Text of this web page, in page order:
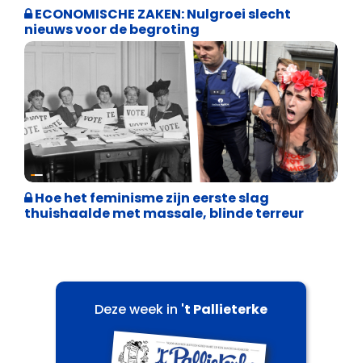
ECONOMISCHE ZAKEN: Nulgroei slecht
nieuws voor de begroting
Cultuuroorlog
Hoe het feminisme zijn eerste slag
thuishaalde met massale, blinde terreur
Deze week in 't Pallieterke